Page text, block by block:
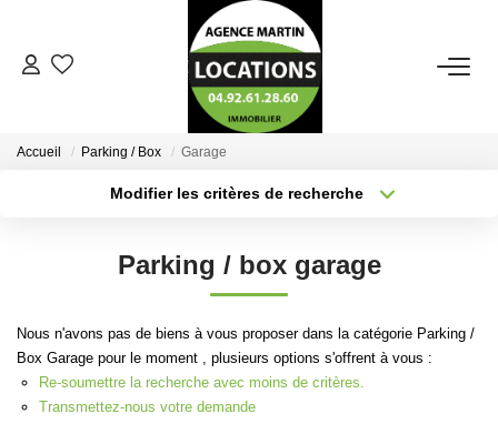
ACCUEIL
ESTIMATION
Accueil Parking / Box Garage
Modifier les critères de recherche
Budget max
Plus de critères Créer une alerte
Parking / box garage
Nous n'avons pas de biens à vous proposer dans la catégorie Parking /
Box Garage pour le moment , plusieurs options s'offrent à vous :
Re-soumettre la recherche avec moins de critères.
Transmettez-nous votre demande